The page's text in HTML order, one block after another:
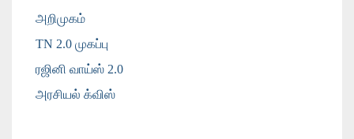
அறிமுகம்
TN 2.0 முகப்பு
ரஜினி வாய்ஸ் 2.0
அரசியல் க்விஸ்